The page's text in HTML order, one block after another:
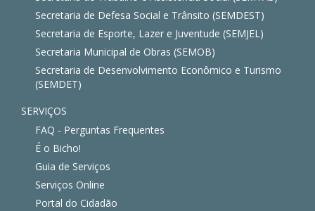
Secretaria de Defesa Social e Trânsito (SEMDEST)
Secretaria de Esporte, Lazer e Juventude (SEMJEL)
Secretaria Municipal de Obras (SEMOB)
Secretaria de Desenvolvimento Econômico e Turismo
(SEMDET)
SERVIÇOS
FAQ - Perguntas Frequentes
É o Bicho!
Guia de Serviços
Serviços Online
Portal do Cidadão